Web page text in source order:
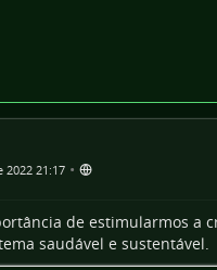
21:17 •
de estimularmos a
saudável e sustentável.